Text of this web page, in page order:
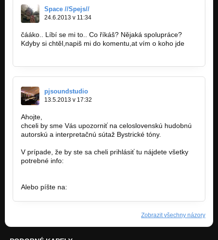
Space //Spejs//
24.6.2013 v 11:34
čááko.. Líbí se mi to.. Co říkáš? Nějaká spolupráce?
Kdyby si chtěl,napiš mi do komentu,at vím o koho jde
pjsoundstudio
13.5.2013 v 17:32
Ahojte,
chceli by sme Vás upozorniť na celoslovenskú hudobnú
autorskú a interpretačnú sútaž Bystrické tóny.
V prípade, že by ste sa cheli prihlásiť tu nájdete všetky
potrebné info:
Alebo píšte na:
Zobrazit všechny názory